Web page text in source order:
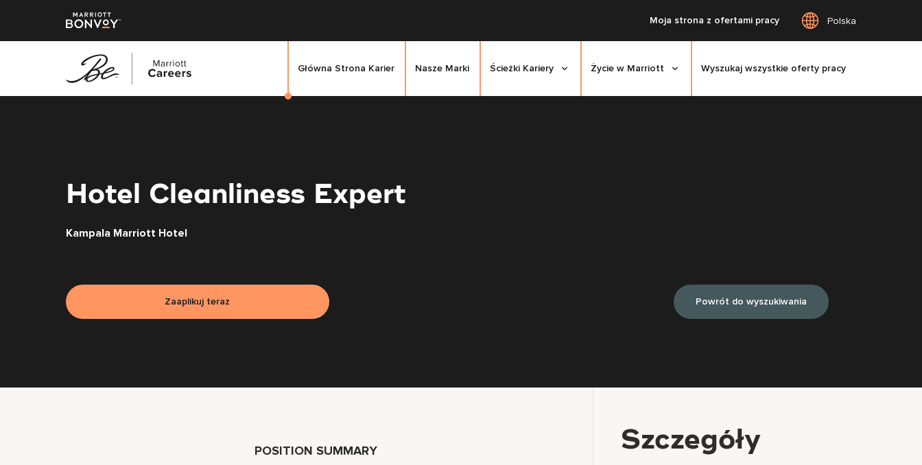
Moja strona z ofertami pracy Polska
Główna Strona Karier Nasze Marki Ścieżki Kariery Życie w Marriott Wyszukaj wszystkie oferty pracy
Hotel Cleanliness Expert
Kampala Marriott Hotel
Zaaplikuj teraz Powrót do wyszukiwania
POSITION SUMMARY
Szczegóły